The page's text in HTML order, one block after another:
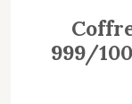
999/